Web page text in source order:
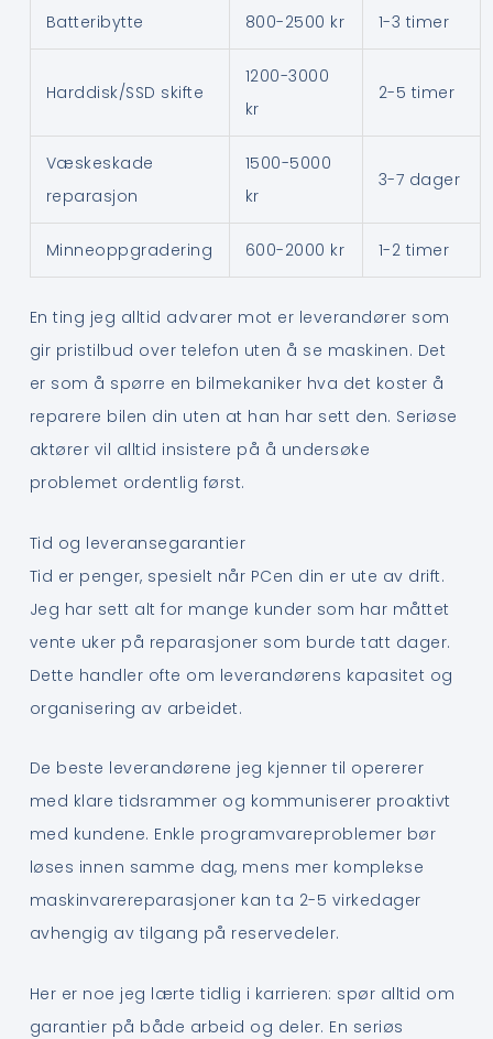
Batteribytte 800-2500 kr 1-3 timer
Harddisk/SSD skifte
1200-3000
kr
2-5 timer
Væskeskade
reparasjon
1500-5000
kr
3-7 dager
Minneoppgradering 600-2000 kr 1-2 timer
En ting jeg alltid advarer mot er leverandører som
gir pristilbud over telefon uten å se maskinen. Det
er som å spørre en bilmekaniker hva det koster å
reparere bilen din uten at han har sett den. Seriøse
aktører vil alltid insistere på å undersøke
problemet ordentlig først.
Tid og leveransegarantier
Tid er penger, spesielt når PCen din er ute av drift.
Jeg har sett alt for mange kunder som har måttet
vente uker på reparasjoner som burde tatt dager.
Dette handler ofte om leverandørens kapasitet og
organisering av arbeidet.
De beste leverandørene jeg kjenner til opererer
med klare tidsrammer og kommuniserer proaktivt
med kundene. Enkle programvareproblemer bør
løses innen samme dag, mens mer komplekse
maskinvarereparasjoner kan ta 2-5 virkedager
avhengig av tilgang på reservedeler.
Her er noe jeg lærte tidlig i karrieren: spør alltid om
garantier på både arbeid og deler. En seriøs